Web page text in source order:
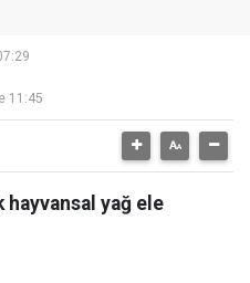
11:45
hayvansal yağ ele